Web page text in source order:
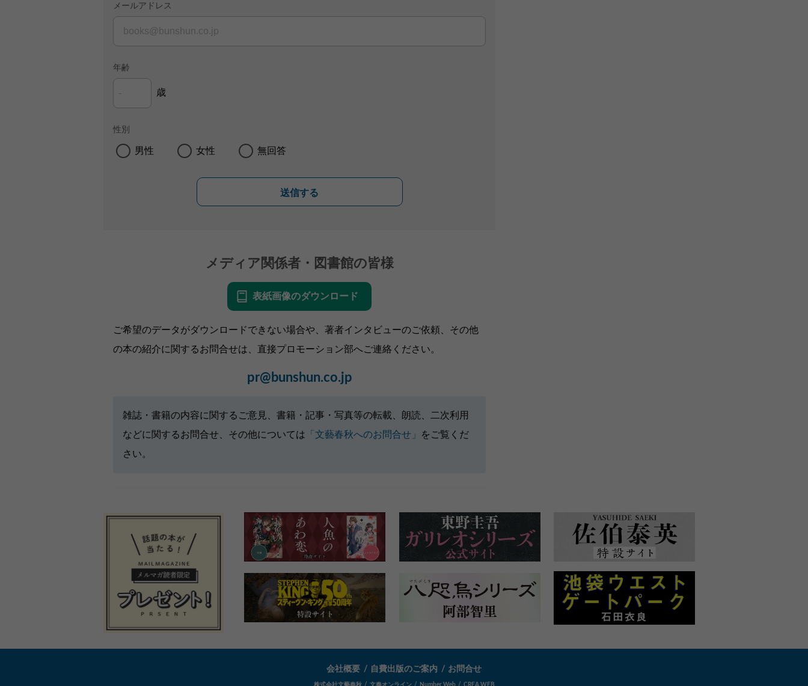
メールアドレス
年齢
歳
性別
男性 女性 無回答
送信する
メディア関係者・図書館の皆様
表紙画像のダウンロード
ご希望のデータがダウンロードできない場合や、著者インタビューのご依頼、その他
の本の紹介に関するお問合せは、直接プロモーション部へご連絡ください。
pr@bunshun.co.jp
雑誌・書籍の内容に関するご意見、書籍・記事・写真等の転載、朗読、二次利用
などに関するお問合せ、その他については 「文藝春秋へのお問合せ」
をご覧くだ
さい。
会社概要 自費出版のご案内 お問合せ
株式会社文藝春秋 文春オンライン Number Web CREA WEB